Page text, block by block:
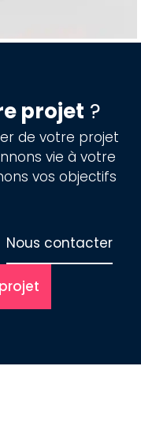
projet ?
de votre projet
vie à votre
vos objectifs
Nous contacter